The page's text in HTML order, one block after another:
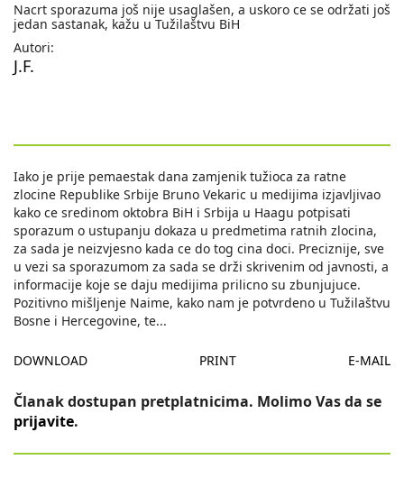
Nacrt sporazuma još nije usaglašen, a uskoro ce se održati još
jedan sastanak, kažu u Tužilaštvu BiH
Autori:
J.F.
Iako je prije pemaestak dana zamjenik tužioca za ratne
zlocine Republike Srbije Bruno Vekaric u medijima izjavljivao
kako ce sredinom oktobra BiH i Srbija u Haagu potpisati
sporazum o ustupanju dokaza u predmetima ratnih zlocina,
za sada je neizvjesno kada ce do tog cina doci. Preciznije, sve
u vezi sa sporazumom za sada se drži skrivenim od javnosti, a
informacije koje se daju medijima prilicno su zbunjujuce.
Pozitivno mišljenje Naime, kako nam je potvrdeno u Tužilaštvu
Bosne i Hercegovine, te...
DOWNLOAD PRINT E-MAIL
Članak dostupan pretplatnicima. Molimo Vas da se
prijavite.